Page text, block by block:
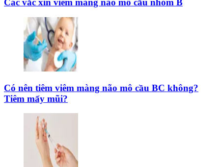
Các vắc xin viêm màng não mô cầu nhóm B
Có nên tiêm viêm màng não mô cầu BC không?
Tiêm mấy mũi?